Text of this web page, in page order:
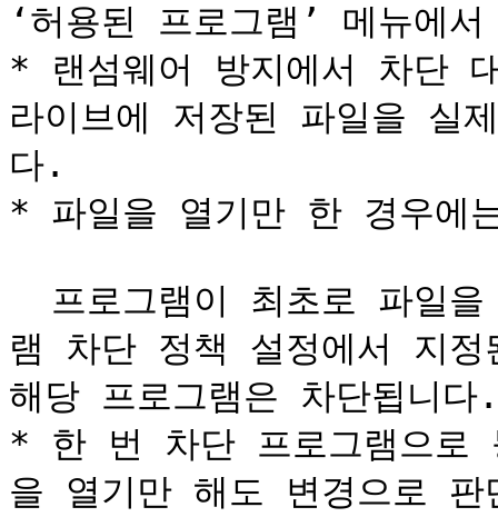
‘허용된 프로그램’ 메뉴에
* 랜섬웨어 방지에서 차단
라이브에 저장된 파일을 실
다.
* 파일을 열기만 한 경우에
램 차단 정책 설정에서 지
해당 프로그램은 차단됩니다.
* 한 번 차단 프로그램으로
을 열기만 해도 변경으로 판